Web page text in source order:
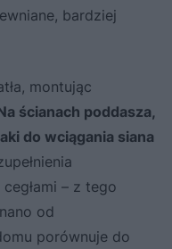
bardziej
montując
ścianach poddasza,
do wciągania siana
– z tego
od
porównuje do